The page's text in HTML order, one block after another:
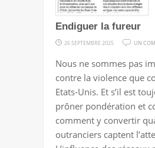
Endiguer la fureur
26 SEPTEMBRE 2025 UN
Nous ne sommes pas
contre la violence que
Etats-Unis. Et s’il est
prôner pondération et
comment y convertir
outranciers captent